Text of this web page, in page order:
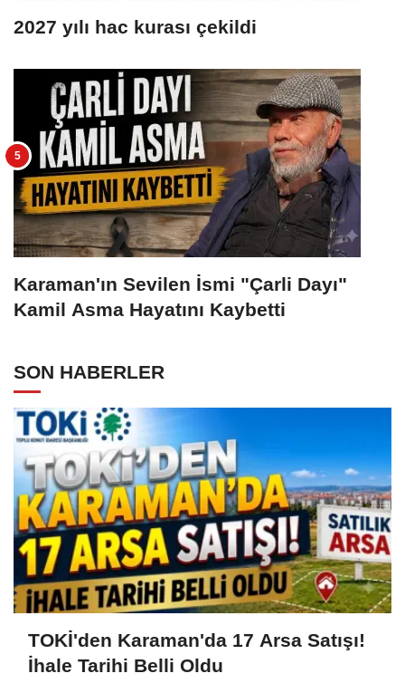
2027 yılı hac kurası çekildi
Karaman'ın Sevilen İsmi "Çarli Dayı"
Kamil Asma Hayatını Kaybetti
SON HABERLER
TOKİ'den Karaman'da 17 Arsa Satışı!
İhale Tarihi Belli Oldu